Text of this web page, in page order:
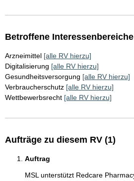
Betroffene
Arzneimittel [alle RV hierzu]
Digitalisierung [alle RV hierzu]
Gesundheitsversorgung [alle RV hierzu]
Verbraucherschutz [alle RV hierzu]
Wettbewerbsrecht [alle RV hierzu]
Aufträge zu diesem RV (1)
Auftrag
MSL unterstützt Redcare